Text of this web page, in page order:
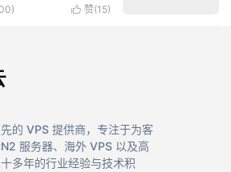
 赞(15)
的 VPS 提供商，专注于为客
服务器、海外 VPS 以及高
多年的行业经验与技术积